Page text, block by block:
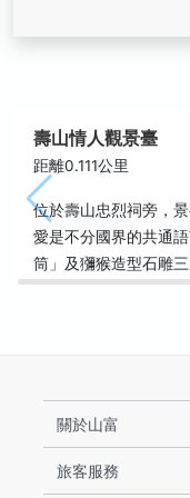
壽山情人觀景臺
距離0.111公里
位於壽山忠烈祠旁，
愛是不分國界的共通
筒」及獼猴造型石雕
關於山富
旅客服務